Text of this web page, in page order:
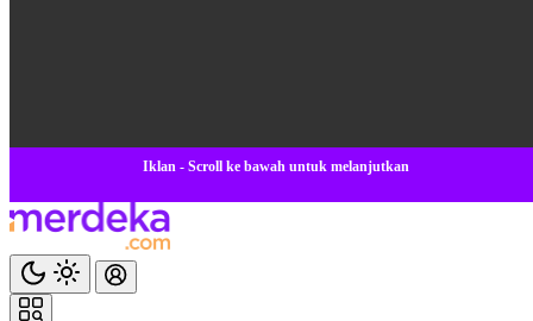
Iklan - Scroll ke bawah untuk melanjutkan